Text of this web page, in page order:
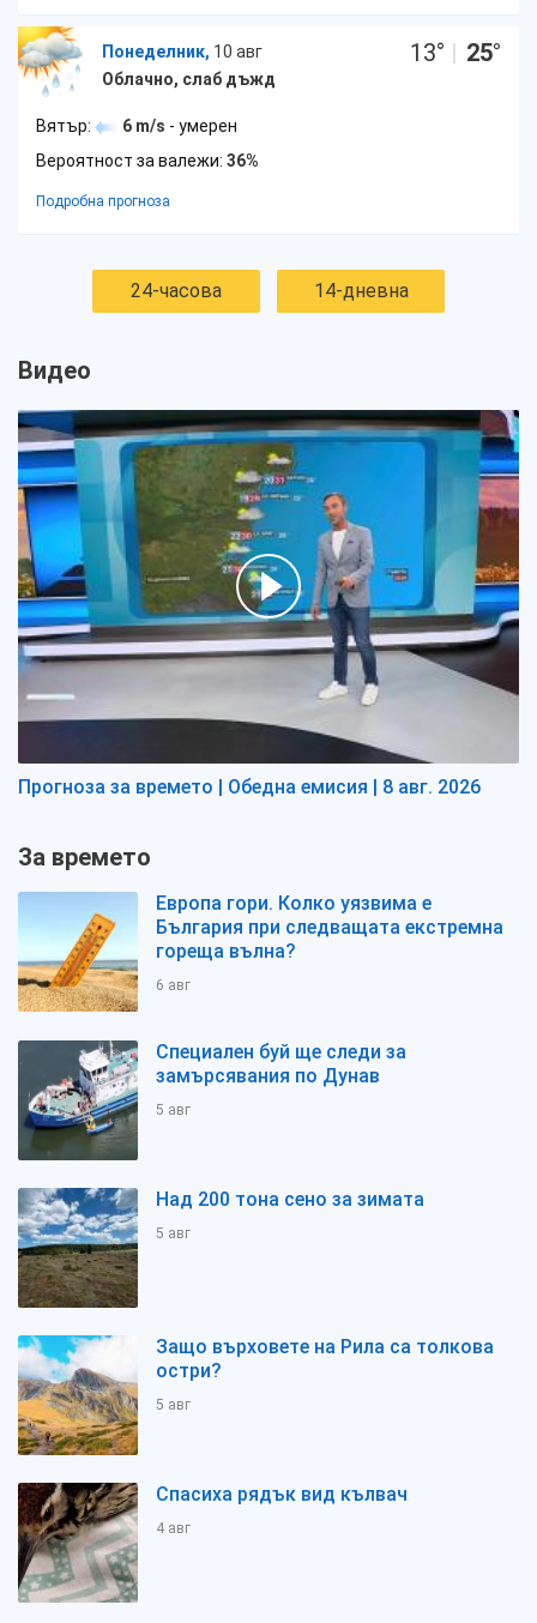
Понеделник, 10 авг
Облачно, слаб дъжд
13° | 25°
Вятър: 6 m/s - умерен
Вероятност за валежи: 36%
Подробна прогноза
24-часова 14-дневна
Видео
Прогноза за времето | Обедна емисия | 8 авг. 2026
За времето
Европа гори. Колко уязвима е
България при следващата екстремна
гореща вълна?
6 авг
Специален буй ще следи за
замърсявания по Дунав
5 авг
Над 200 тона сено за зимата
5 авг
Защо върховете на Рила са толкова
остри?
5 авг
Спасиха рядък вид кълвач
4 авг